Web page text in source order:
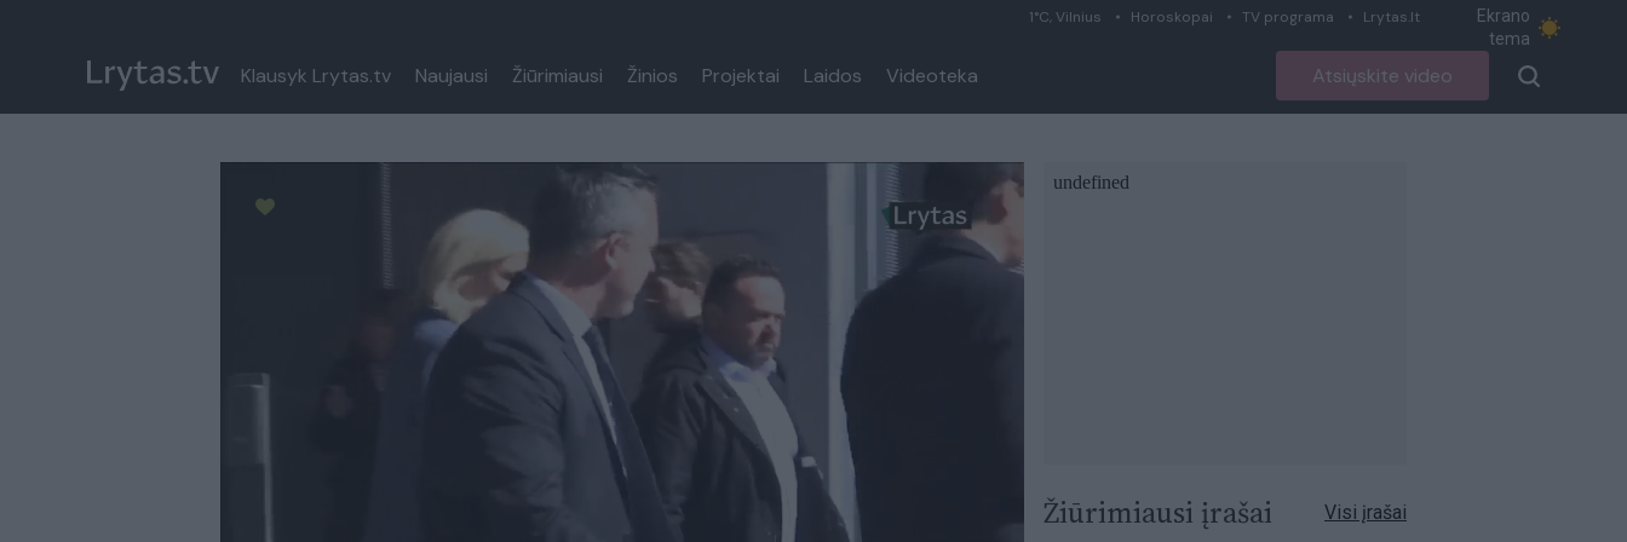
1°C, Vilnius Horoskopai TV programa Lrytas.lt
Ekrano
tema
Klausyk Lrytas.tv Naujausi Žiūrimiausi Žinios Projektai Laidos Videoteka Atsiųskite video
Žiūrimiausi įrašai Visi įrašai